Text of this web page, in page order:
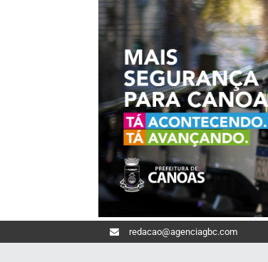
redacao@agenciagbc.com